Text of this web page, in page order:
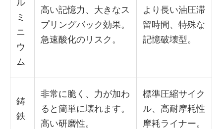
ル
ミ
ニ
ウ
ム
高い記憶力、大きなス
プリングバック効果。
急速酸化のリスク。
より長い油圧滞
留時間、特殊な
記憶破壊型。
鋳
鉄
非常に脆く、力が加わ
ると簡単に壊れます。
高い研磨性。
標準圧縮サイク
ル、高耐摩耗性
摩耗ライナー。